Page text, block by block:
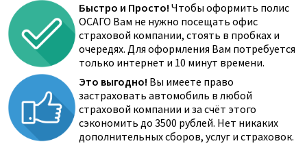
Быстро и Просто! Чтобы оформить полис
ОСАГО Вам не нужно посещать офис
страховой компании, стоять в пробках и
очередях. Для оформления Вам потребуется
только интернет и 10 минут времени.
Это выгодно! Вы имеете право
застраховать автомобиль в любой
страховой компании и за счёт этого
сэкономить до 3500 рублей. Нет никаких
дополнительных сборов, услуг и страховок.